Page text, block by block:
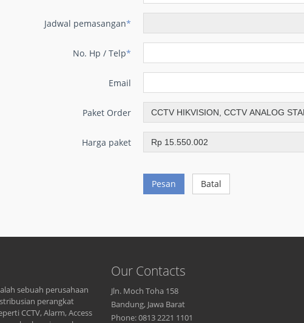
Jadwal pemasangan*
No. Hp / Telp*
Email
Paket Order
Harga paket
Pesan Batal
sebuah perusahaan
perangkat
CCTV, Alarm, Access
Our Contacts
Jln. Moch Toha 158
Bandung, Jawa Barat
Phone: 0813 2221 1101